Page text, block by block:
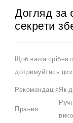
Догляд за
секрети
Щоб ваша срібна
дотримуйтесь
РекомендаціяЯк
Прання